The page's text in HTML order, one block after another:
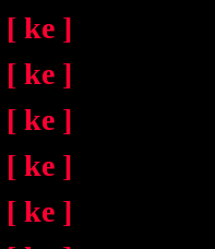
[ ke ]
[ ke ]
[ ke ]
[ ke ]
[ ke ]